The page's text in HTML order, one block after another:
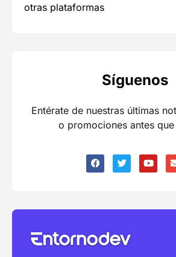
otras plataformas
Síguenos
Entérate de nuestras últimas
o promociones antes